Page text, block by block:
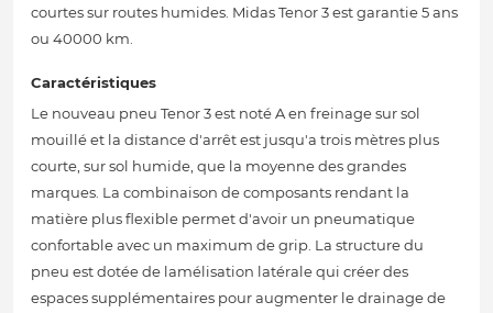
courtes sur routes humides. Midas Tenor 3 est garantie 5 ans
ou 40000 km.
Caractéristiques
Le nouveau pneu Tenor 3 est noté A en freinage sur sol
mouillé et la distance d'arrêt est jusqu'a trois mètres plus
courte, sur sol humide, que la moyenne des grandes
marques. La combinaison de composants rendant la
matière plus flexible permet d'avoir un pneumatique
confortable avec un maximum de grip. La structure du
pneu est dotée de lamélisation latérale qui créer des
espaces supplémentaires pour augmenter le drainage de